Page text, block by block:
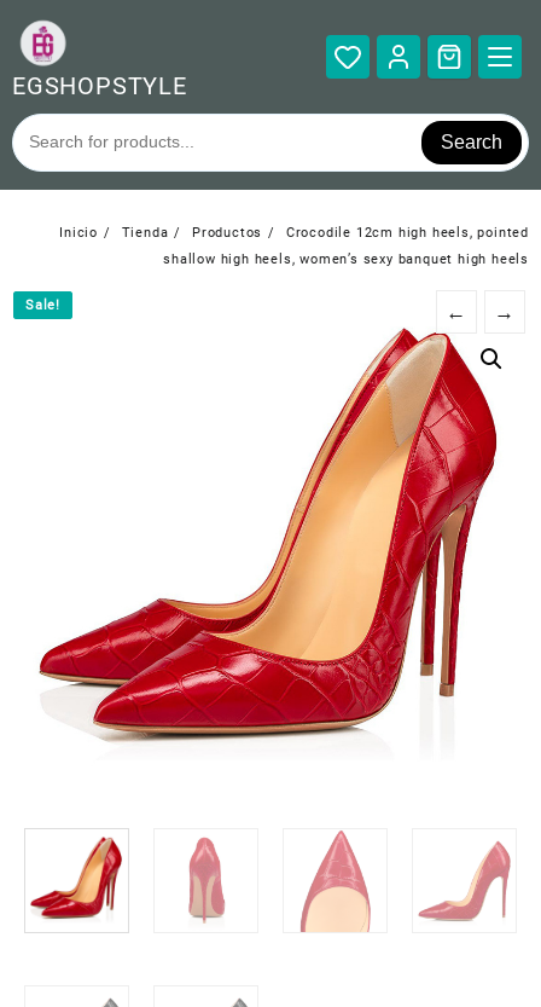
contenido
EGSHOPSTYLE
Search
Inicio Tienda Productos
Crocodile 12cm high heels, pointed
shallow high heels, women’s sexy banquet high heels
Sale! ← →
Sale!